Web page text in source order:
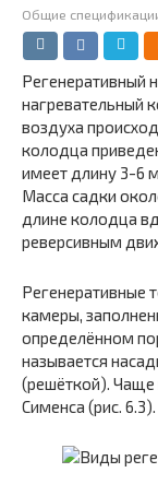
Общие
Регенеративный
нагревательный
воздуха
колодца
имеет длину 3-6
Масса садки
длине колодца
реверсивным
Регенеративные
камеры,
определённом
называется
(решёткой). Чаще
Сименса (рис. 6.3).